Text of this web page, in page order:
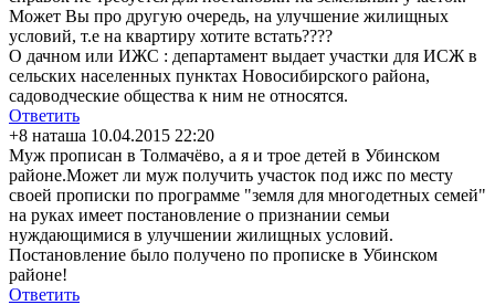
Может Вы про другую очередь, на улучшение жилищных
условий, т.е на квартиру хотите встать????
О дачном или ИЖС : департамент выдает участки для ИСЖ в
сельских населенных пунктах Новосибирского района,
садоводческие общества к ним не относятся.
Ответить
+8 наташа 10.04.2015 22:20
Муж прописан в Толмачёво, а я и трое детей в Убинском
районе.Может ли муж получить участок под ижс по месту
своей прописки по программе "земля для многодетных семей"
на руках имеет постановление о признании семьи
нуждающимися в улучшении жилищных условий.
Постановление было получено по прописке в Убинском
районе!
Ответить